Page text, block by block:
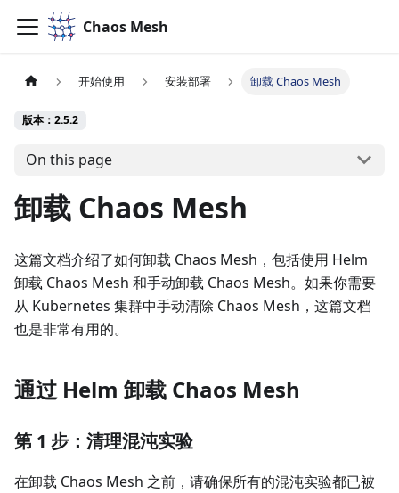
Chaos Mesh
开始使用 安装部署 卸载 Chaos Mesh
版本：2.5.2
On this page
卸载 Chaos Mesh
这篇文档介绍了如何卸载 Chaos Mesh，包括使用 Helm
卸载 Chaos Mesh 和手动卸载 Chaos Mesh。如果你需要
从 Kubernetes 集群中手动清除 Chaos Mesh，这篇文档
也是非常有用的。
通过 Helm 卸载 Chaos Mesh
第 1 步：清理混沌实验
在卸载 Chaos Mesh 之前，请确保所有的混沌实验都已被